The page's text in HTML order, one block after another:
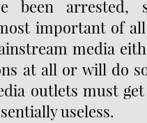
been arrested,
important of all
media
at all or will do
outlets must
useless.